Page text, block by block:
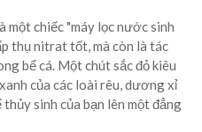
một chiếc "máy lọc nước sinh
thụ nitrat tốt, mà còn là tác
bể cá. Một chút sắc đỏ kiêu
của các loài rêu, dương xỉ
thủy sinh của bạn lên một đẳng